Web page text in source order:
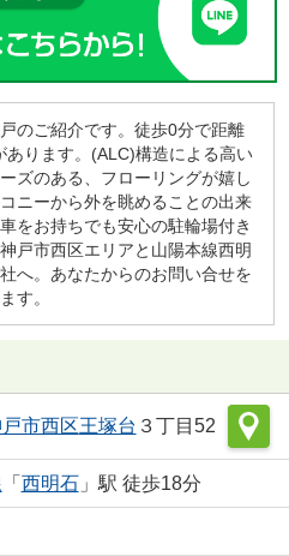
のご紹介です。徒歩0分で距離
ります。(ALC)構造による高い
ズのある、フローリングが嬉し
ニーから外を眺めることの出来
をお持ちでも安心の駐輪場付き
戸市西区エリアと山陽本線西明
へ。あなたからのお問い合せを
す。
市西区王塚台 ３丁目52
「 西明石」駅 徒歩18分